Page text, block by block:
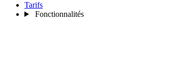
Tarifs
Fonctionnalités